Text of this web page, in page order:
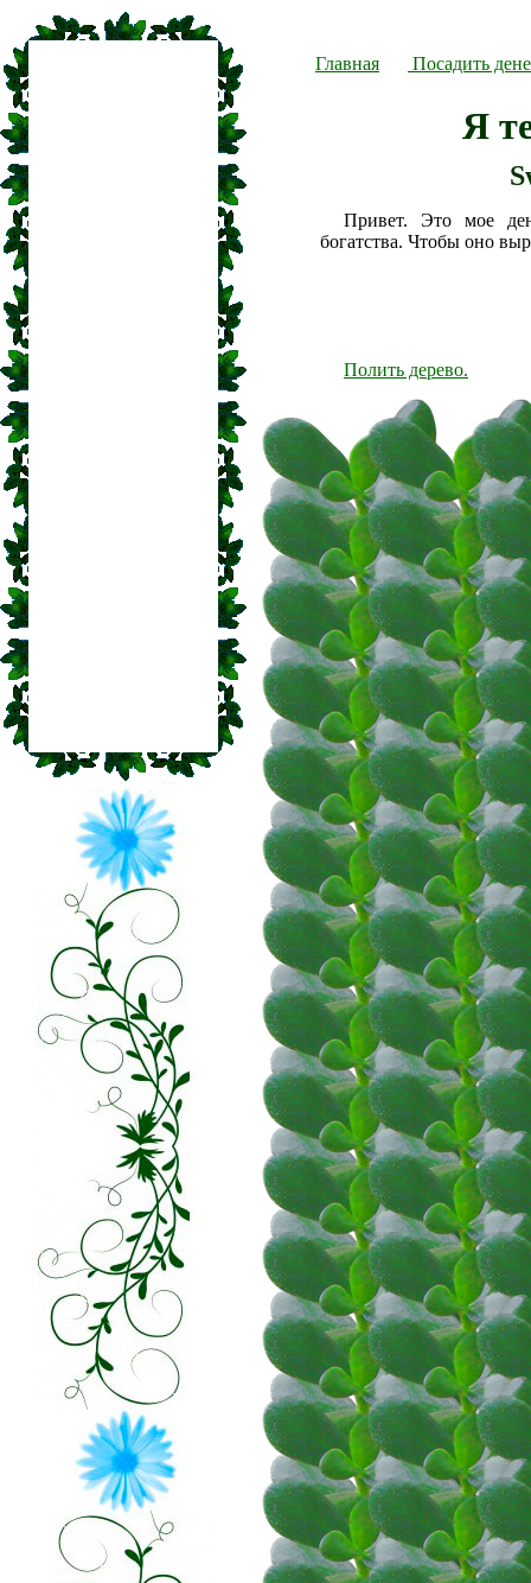
Главная Посадить
Я
Привет. Это мое
богатства. Чтобы оно
Полить дерево.